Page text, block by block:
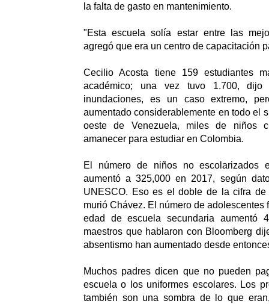
la falta de gasto en mantenimiento.
"Esta escuela solía estar entre las
agregó que era un centro de capacitación
Cecilio Acosta tiene 159 estudiantes
académico; una vez tuvo 1.700,
inundaciones, es un caso extremo,
aumentado considerablemente en todo el
oeste de Venezuela, miles de niños
amanecer para estudiar en Colombia.
El número de niños no escolarizados
aumentó a 325,000 en 2017, según
UNESCO. Eso es el doble de la cifra
murió Chávez. El número de adolescentes
edad de escuela secundaria aumentó
maestros que hablaron con Bloomberg
absentismo han aumentado desde
Muchos padres dicen que no pueden
escuela o los uniformes escolares. Los
también son una sombra de lo que